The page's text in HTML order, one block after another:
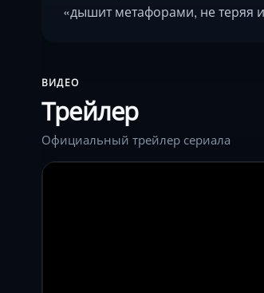
«дышит метафорами, не теряя
ВИДЕО
Трейлер
Официальный трейлер сериала